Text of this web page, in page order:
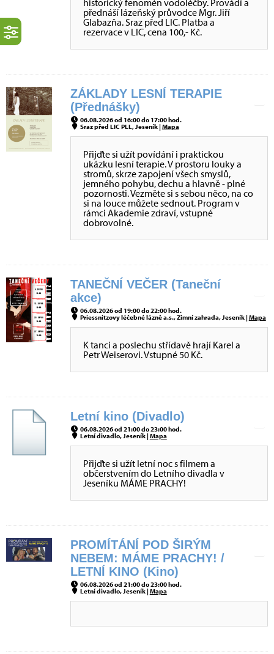
historický fenomén vodoléčby. Provádí a
přednáší lázeňský průvodce Mgr. Jiří
Glabazňa. Sraz před LIC. Platba a
rezervace v LIC, cena 100,- Kč.
ZÁKLADY LESNÍ TERAPIE
(Přednášky)
06.08.2026 od 16:00 do 17:00 hod.
Sraz před LIC PLL, Jeseník |Mapa
Přijďte si užít povídání i praktickou
ukázku lesní terapie. V prostoru louky a
stromů, skrze zapojení všech smyslů,
jemného pohybu, dechu a hlavně - plné
pozornosti. Vezměte si s sebou něco, na co
si na louce můžete sednout. Program v
rámci Akademie zdraví, vstupné
dobrovolné.
TANEČNÍ VEČER (Taneční
akce)
06.08.2026 od 19:00 do 22:00 hod.
Priessnitzovy léčebné lázně a.s., Zimní zahrada, Jeseník |Mapa
K tanci a poslechu střídavě hrají Karel a
Petr Weiserovi. Vstupné 50 Kč.
Letní kino (Divadlo)
06.08.2026 od 21:00 do 23:00 hod.
Letní divadlo, Jeseník |Mapa
Přijďte si užít letní noc s filmem a
občerstvením do Letního divadla v
Jeseníku MÁME PRACHY!
PROMÍTÁNÍ POD ŠIRÝM
NEBEM: MÁME PRACHY! /
LETNÍ KINO (Kino)
06.08.2026 od 21:00 do 23:00 hod.
Letní divadlo, Jeseník |Mapa